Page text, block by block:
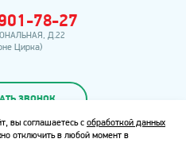
78-27
Д.22
Цирка)
ЗВОНОК
вы соглашаетесь с обработкой данных
отключить в любой момент в